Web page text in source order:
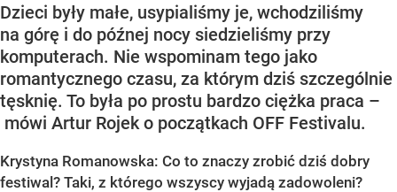
Dzieci były małe, usypialiśmy je, wchodziliśmy
na górę i do późnej nocy siedzieliśmy przy
komputerach. Nie wspominam tego jako
romantycznego czasu, za którym dziś szczególnie
tęsknię. To była po prostu bardzo ciężka praca –
mówi Artur Rojek o początkach OFF Festivalu.
Krystyna Romanowska: Co to znaczy zrobić dziś dobry
festiwal? Taki, z którego wszyscy wyjadą zadowoleni?